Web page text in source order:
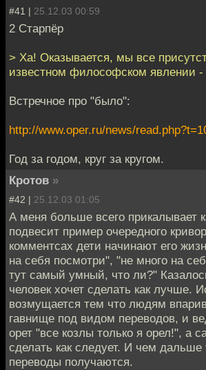
#41 | 25.12.03 00:59
2 Старпёр
> Ха! Оказывается, мы все
известном философском явлении -
Встречное про "было":
http://www.oper.ru/news/
Год за годом, круг за кругом.
Кротов »
#42 | 25.12.03 01:05
А меня больше всего прикалывает
подвесит пример очередного
комментсах дети начинают его
на себя посмотри", "не много на
тут самый умный, что ли?"
человек хочет сделать как лучше.
возмущается тем что людям
гавнище под видом переводов, и
орет "все козлы только я орел!", а
сделать как следует. И чем
переводы получаются.